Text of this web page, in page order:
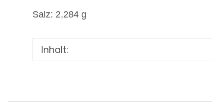
Salz: 2,284 g
Inhalt: